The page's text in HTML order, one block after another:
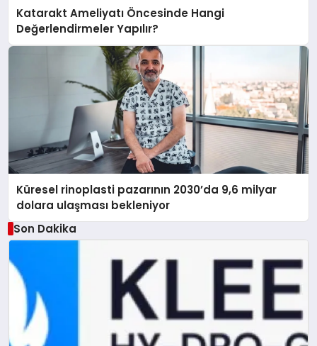
Katarakt Ameliyatı Öncesinde Hangi
Değerlendirmeler Yapılır?
Küresel rinoplasti pazarının 2030’da 9,6 milyar
dolara ulaşması bekleniyor
Son Dakika